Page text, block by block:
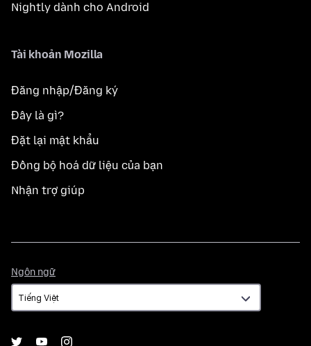
Nightly dành cho Android
Tài khoản Mozilla
Đăng nhập/Đăng ký
Đây là gì?
Đặt lại mật khẩu
Đồng bộ hoá dữ liệu của bạn
Nhận trợ giúp
Ngôn ngữ
ngữ